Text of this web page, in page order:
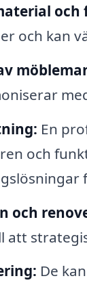
och
och kan
En
och
och
att
De